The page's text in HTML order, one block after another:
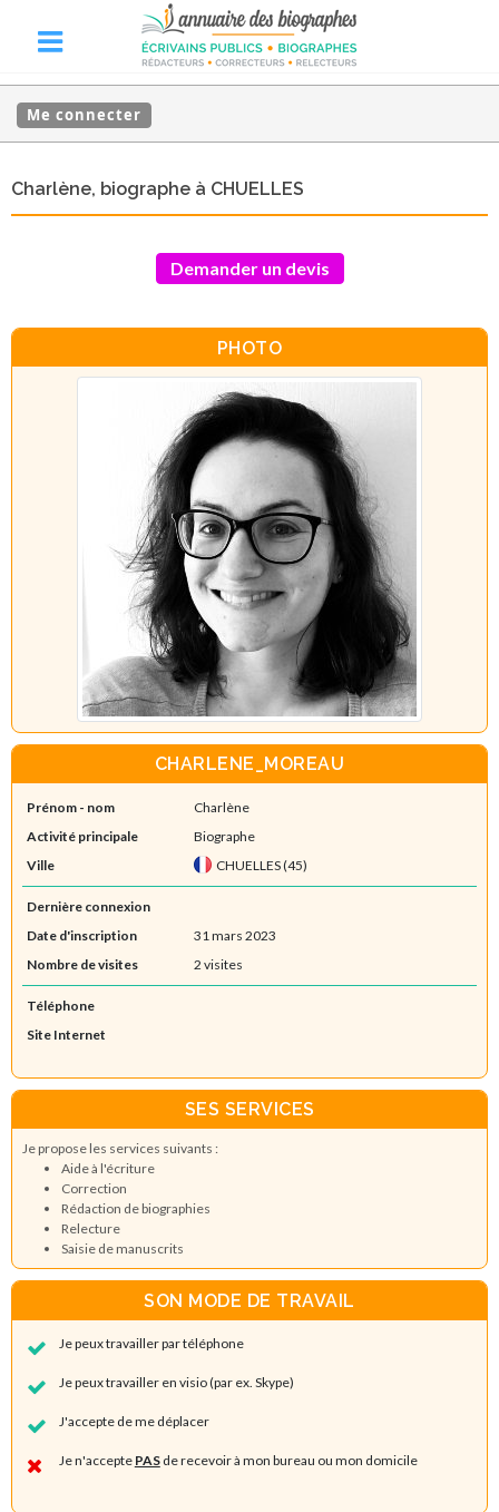
Me connecter
Charlène, biographe à CHUELLES
Demander un devis
PHOTO
CHARLENE_MOREAU
Prénom - nom
Charlène
Activité principale
Biographe
Ville
CHUELLES (45)
Dernière connexion
Date d'inscription
31 mars 2023
Nombre de visites
2 visites
Téléphone
Site Internet
SES SERVICES
Je propose les services suivants :
Aide à l'écriture
Correction
Rédaction de biographies
Relecture
Saisie de manuscrits
SON MODE DE TRAVAIL
Je peux travailler par téléphone
Je peux travailler en visio (par ex. Skype)
J'accepte de me déplacer
Je n'accepte PASde recevoir à mon bureau ou mon domicile